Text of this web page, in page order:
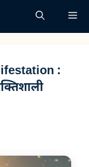
: